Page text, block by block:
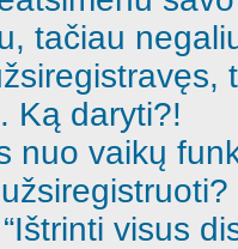
tačiau
Ką daryti?!
nuo vaikų
visus